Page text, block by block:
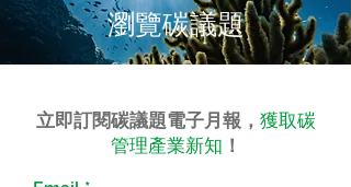
瀏覽碳議題
立即訂閱碳議題電子月報， 獲取碳
管理產業新知 ！